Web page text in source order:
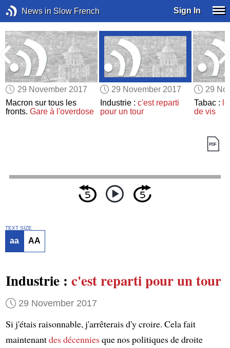
News in Slow French Sign In
29 November 2017
Macron sur tous les
fronts.Gare à l'overdose
29 November 2017
Industrie : c'est reparti
pour un tour
29
Tabac :
de vis
TEXT SIZE
aa AA
Industrie : c'est reparti pour un tour
29 November 2017
Si j'étais raisonnable, j'arrêterais d'y croire. Cela fait
maintenantdes décenniesque nos politiques de droite